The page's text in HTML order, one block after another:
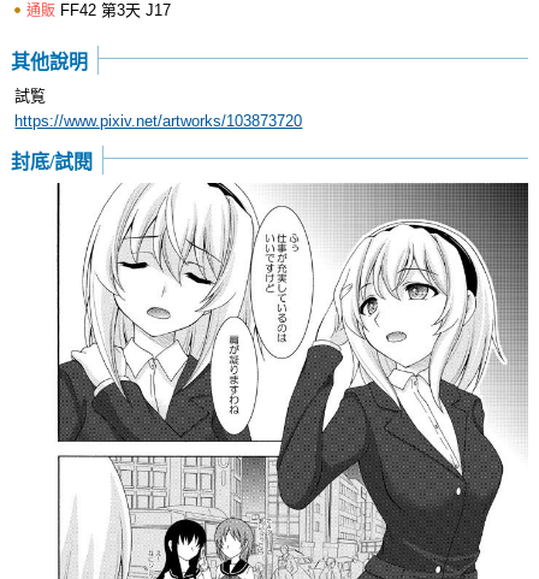
通販 FF42 第3天 J17
其他說明
試覧
https://www.pixiv.net/artworks/103873720
封底/試閱